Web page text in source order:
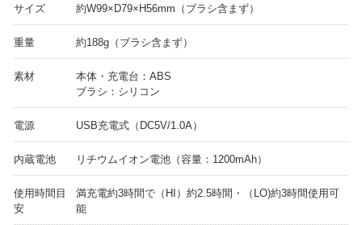
サイズ 約W99×D79×H56mm（ブラシ含まず）
重量 約188g（ブラシ含まず）
素材
本体・充電台：ABS
ブラシ：シリコン
電源 USB充電式（DC5V/1.0A）
内蔵電池 リチウムイオン電池（容量：1200mAh）
使用時間目
安
満充電約3時間で（HI）約2.5時間・（LO)約3時間使用可
能